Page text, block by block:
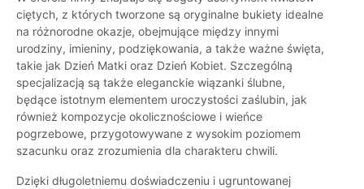
ciętych, z których tworzone są oryginalne bukiety idealne
na różnorodne okazje, obejmujące między innymi
urodziny, imieniny, podziękowania, a także ważne święta,
takie jak Dzień Matki oraz Dzień Kobiet. Szczególną
specjalizacją są także eleganckie wiązanki ślubne,
będące istotnym elementem uroczystości zaślubin, jak
również kompozycje okolicznościowe i wieńce
pogrzebowe, przygotowywane z wysokim poziomem
szacunku oraz zrozumienia dla charakteru chwili.
Dzięki długoletniemu doświadczeniu i ugruntowanej